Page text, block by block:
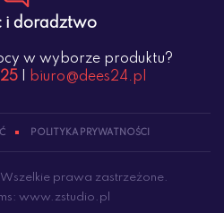
i doradztwo
w wyborze produktu?
| biuro@dees24.pl
POLITYKA PRYWATNOŚCI
prawa zastrzeżone.
: www.zstudio.pl